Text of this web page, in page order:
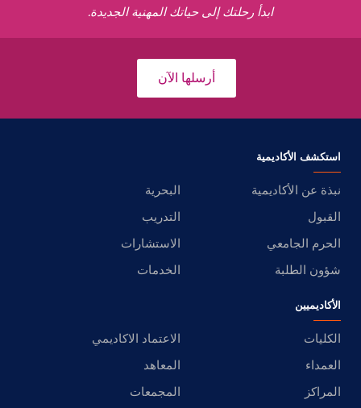
ابدأ رحلتك إلى حياتك المهنية الجديدة.
أرسلها الآن
استكشف الأكاديمية
نبذة عن الأكاديمية
البحرية
القبول
التدريب
الحرم الجامعي
الاستشارات
شؤون الطلبة
الخدمات
الأكاديميين
الكليات
الاعتماد الاكاديمي
العمداء
المعاهد
المراكز
المجمعات